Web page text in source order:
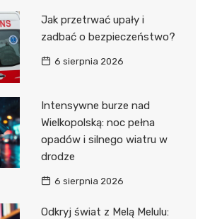
Jak przetrwać upały i
zadbać o bezpieczeństwo?
6 sierpnia 2026
Intensywne burze nad
Wielkopolską: noc pełna
opadów i silnego wiatru w
drodze
6 sierpnia 2026
Odkryj świat z Melą Melulu: